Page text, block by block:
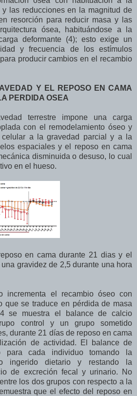
y las reducciones en la magnitud de
resorción para reducir masa y las
ósea, habituándose a la
deformante (4); esto exige un
y frecuencia de los estímulos
producir cambios en el recambio
Y EL REPOSO EN CAMA
PERDIDA OSEA
terrestre impone una carga
con el remodelamiento óseo y
celular a la gravedad parcial y a la
espaciales y el reposo en cama
disminuida o desuso, lo cual
en el hueso.
en cama durante 21 dias y el
gravidez de 2,5 durante una hora
incrementa el recambio óseo con
que se traduce en pérdida de masa
se muestra el balance de calcio
control y un grupo sometido
durante 21 días de reposo en cama
de actividad. El balance de
para cada individuo tomando la
ingerido dietario y restando la
de excreción fecal y urinario. No
los dos grupos con respecto a la
que el efecto del reposo en